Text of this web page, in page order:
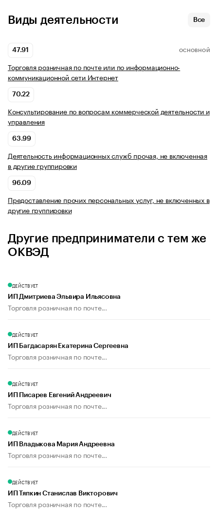
Виды деятельности Все
47.91 ОСНОВНОЙ
Торговля розничная по почте или по информационно-
коммуникационной сети Интернет
70.22
Консультирование по вопросам коммерческой деятельности и
управления
63.99
Деятельность информационных служб прочая, не включенная
в другие группировки
96.09
Предоставление прочих персональных услуг, не включенных в
другие группировки
Другие предприниматели с тем же
ОКВЭД
ДЕЙСТВУЕТ
ИП Дмитриева Эльвира Ильясовна
Торговля розничная по почте...
ДЕЙСТВУЕТ
ИП Багдасарян Екатерина Сергеевна
Торговля розничная по почте...
ДЕЙСТВУЕТ
ИП Писарев Евгений Андреевич
Торговля розничная по почте...
ДЕЙСТВУЕТ
ИП Владыкова Мария Андреевна
Торговля розничная по почте...
ДЕЙСТВУЕТ
ИП Тяпкин Станислав Викторович
Торговля розничная по почте...